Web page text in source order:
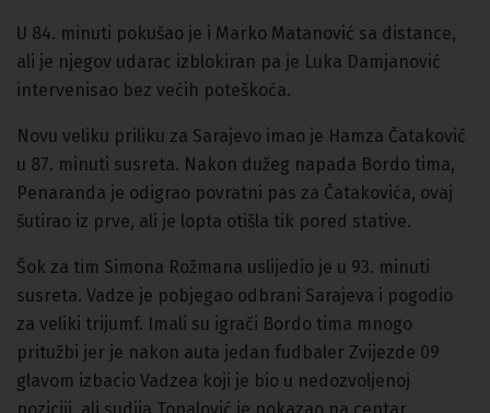
U 84. minuti pokušao je i Marko Matanović sa distance,
ali je njegov udarac izblokiran pa je Luka Damjanović
intervenisao bez većih poteškoća.
Novu veliku priliku za Sarajevo imao je Hamza Čataković
u 87. minuti susreta. Nakon dužeg napada Bordo tima,
Penaranda je odigrao povratni pas za Čatakovića, ovaj
šutirao iz prve, ali je lopta otišla tik pored stative.
Šok za tim Simona Rožmana uslijedio je u 93. minuti
susreta. Vadze je pobjegao odbrani Sarajeva i pogodio
za veliki trijumf. Imali su igrači Bordo tima mnogo
pritužbi jer je nakon auta jedan fudbaler Zvijezde 09
glavom izbacio Vadzea koji je bio u nedozvoljenoj